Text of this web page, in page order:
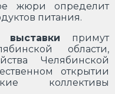
жюри определит
питания.
выставки примут
области,
Челябинской
открытии
коллективы